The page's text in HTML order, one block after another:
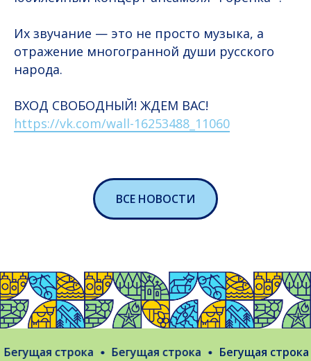
Их звучание — это не просто музыка, а
отражение многогранной души русского
народа.
ВХОД СВОБОДНЫЙ! ЖДЕМ ВАС!
https://vk.com/wall-16253488_11060
ВСЕ НОВОСТИ
строка Бегущая строка Бегущая строка